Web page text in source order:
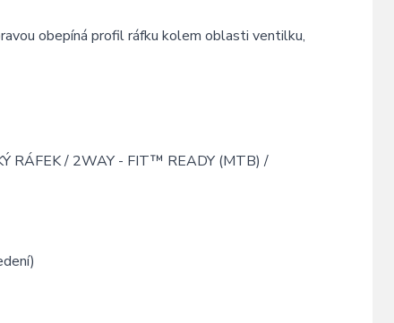
obepíná profil ráfku kolem oblasti ventilku,
RÁFEK / 2WAY - FIT™ READY (MTB) /